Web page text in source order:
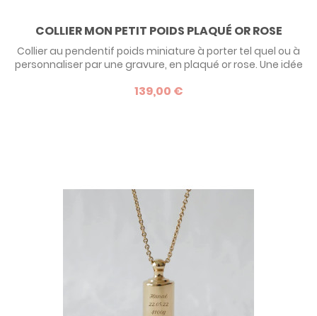
COLLIER MON PETIT POIDS PLAQUÉ OR ROSE
Collier au pendentif poids miniature à porter tel quel ou à
personnaliser par une gravure, en plaqué or rose. Une idée
pour sa maman ! Découvrez le descriptif complet en bas
139,00 €